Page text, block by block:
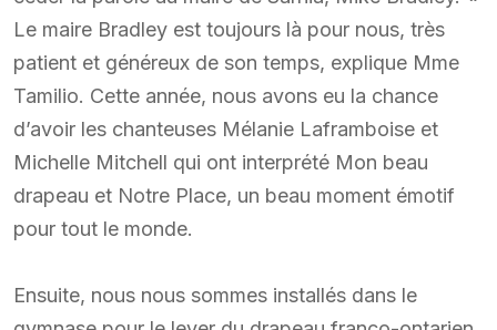
Le maire Bradley est toujours là pour nous, très
patient et généreux de son temps, explique Mme
Tamilio. Cette année, nous avons eu la chance
d’avoir les chanteuses Mélanie Laframboise et
Michelle Mitchell qui ont interprété Mon beau
drapeau et Notre Place, un beau moment émotif
pour tout le monde.
Ensuite, nous nous sommes installés dans le